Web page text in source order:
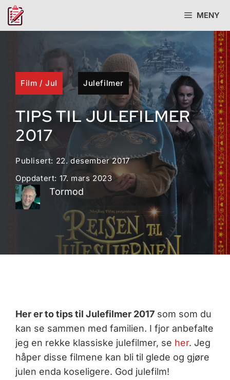
Hopp
MENY
Film /Jul Julefilmer
TIPS TIL JULEFILMER
2017
Publisert: 22. desember 2017
Oppdatert: 17. mars 2023
Tormod
Her er to tips til Julefilmer 2017som som du
kan se sammen med familien. I fjor anbefalte
jeg en rekke klassiske julefilmer, se her. Jeg
håper disse filmene kan bli til glede og gjøre
julen enda koseligere. God julefilm!